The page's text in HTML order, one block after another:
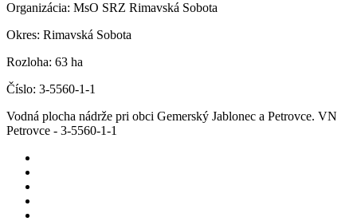
Organizácia: MsO SRZ Rimavská Sobota
Okres: Rimavská Sobota
Rozloha: 63 ha
Číslo: 3-5560-1-1
Vodná plocha nádrže pri obci Gemerský Jablonec a Petrovce. VN
Petrovce - 3-5560-1-1